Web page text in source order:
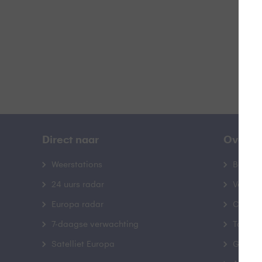
Direct naar
Weerstations
24 uurs radar
Europa radar
7-daagse verwachting
Satelliet Europa
Over
Contact